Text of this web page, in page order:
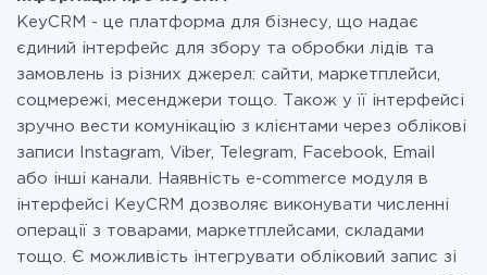
при необхідності. Детальніше про
KeyCRM - це платформа для бізнесу, що надає
єдиний інтерфейс для збору та обробки лідів та
замовлень із різних джерел: сайти, маркетплейси,
соцмережі, месенджери тощо. Також у її інтерфейсі
зручно вести комунікацію з клієнтами через облікові
записи Instagram, Viber, Telegram, Facebook, Email
або інші канали. Наявність e-commerce модуля в
інтерфейсі KeyCRM дозволяє виконувати численні
операції з товарами, маркетплейсами, складами
тощо. Є можливість інтегрувати обліковий запис зі